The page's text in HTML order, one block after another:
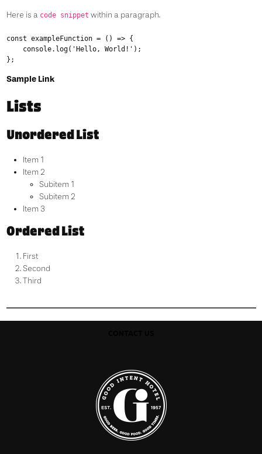
Here is a code snippet within a paragraph.
const exampleFunction = () => {
    console.log('Hello, World!');
Sample Link
Lists
Unordered List
Item 1
Item 2
Subitem 1
Subitem 2
Item 3
Ordered List
First
Second
Third